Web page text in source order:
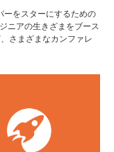
をスターにするための
ニアの生きざまをブース
さまざまなカンファレ